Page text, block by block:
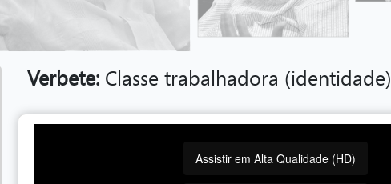
Verbete:Classe trabalhadora (identidade)
Assistir em Alta Qualidade (HD)